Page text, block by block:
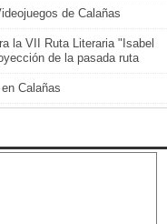
de Calañas
la VII Ruta Literaria "Isabel
de la pasada ruta
Calañas